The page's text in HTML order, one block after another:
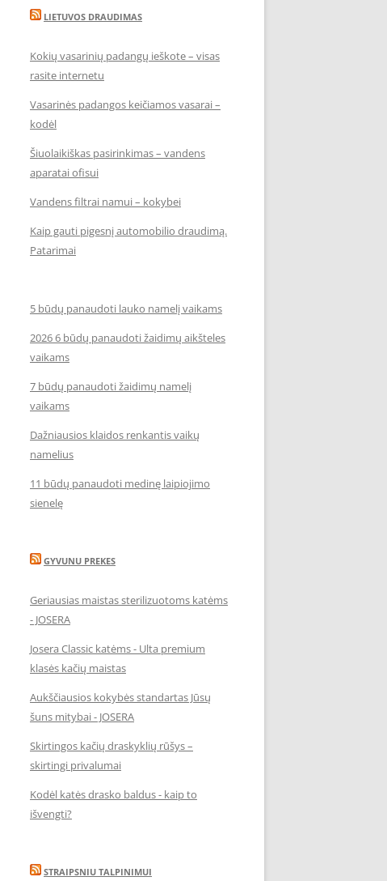
LIETUVOS DRAUDIMAS
Kokių vasarinių padangų ieškote – visas
rasite internetu
Vasarinės padangos keičiamos vasarai –
kodėl
Šiuolaikiškas pasirinkimas – vandens
aparatai ofisui
Vandens filtrai namui – kokybei
Kaip gauti pigesnį automobilio draudimą.
Patarimai
5 būdų panaudoti lauko namelį vaikams
2026 6 būdų panaudoti žaidimų aikšteles
vaikams
7 būdų panaudoti žaidimų namelį
vaikams
Dažniausios klaidos renkantis vaikų
namelius
11 būdų panaudoti medinę laipiojimo
sienelę
GYVUNU PREKES
Geriausias maistas sterilizuotoms katėms
- JOSERA
Josera Classic katėms - Ulta premium
klasės kačių maistas
Aukščiausios kokybės standartas Jūsų
šuns mitybai - JOSERA
Skirtingos kačių draskyklių rūšys –
skirtingi privalumai
Kodėl katės drasko baldus - kaip to
išvengti?
STRAIPSNIU TALPINIMUI